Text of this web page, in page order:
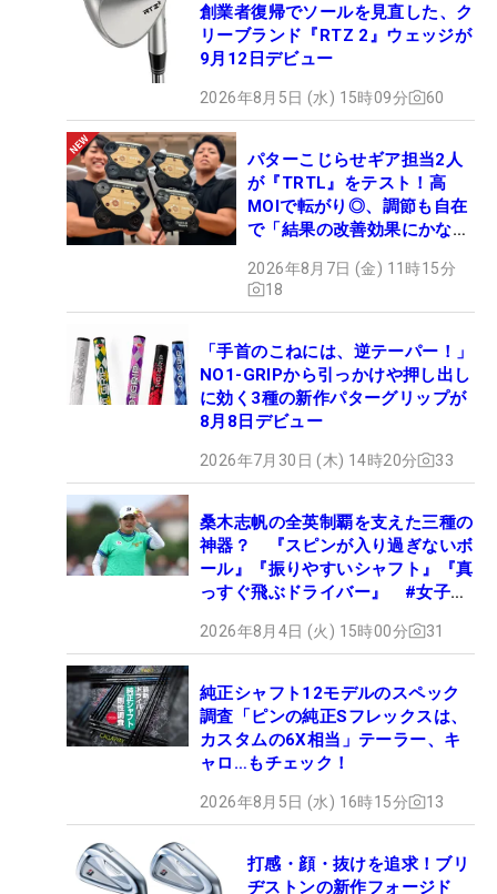
創業者復帰でソールを見直した、ク
リーブランド『RTZ 2』ウェッジが
9月12日デビュー
2026年8月5日 (水) 15時09分 60
パターこじらせギア担当2人
が『TRTL』をテスト！高
MOIで転がり◎、調節も自在
で「結果の改善効果にかなり
2026年8月7日 (金) 11時15分
18
「手首のこねには、逆テーパー！」
NO1-GRIPから引っかけや押し出し
に効く3種の新作パターグリップが
8月8日デビュー
2026年7月30日 (木) 14時20分 33
桑木志帆の全英制覇を支えた三種の
神器？ 『スピンが入り過ぎないボ
ール』『振りやすいシャフト』『真
っすぐ飛ぶドライバー』 #女子プ
2026年8月4日 (火) 15時00分 31
純正シャフト12モデルのスペック
調査「ピンの純正Sフレックスは、
カスタムの6X相当」テーラー、キ
ャロ…もチェック！
2026年8月5日 (水) 16時15分 13
打感・顔・抜けを追求！ブリ
ヂストンの新作フォージド